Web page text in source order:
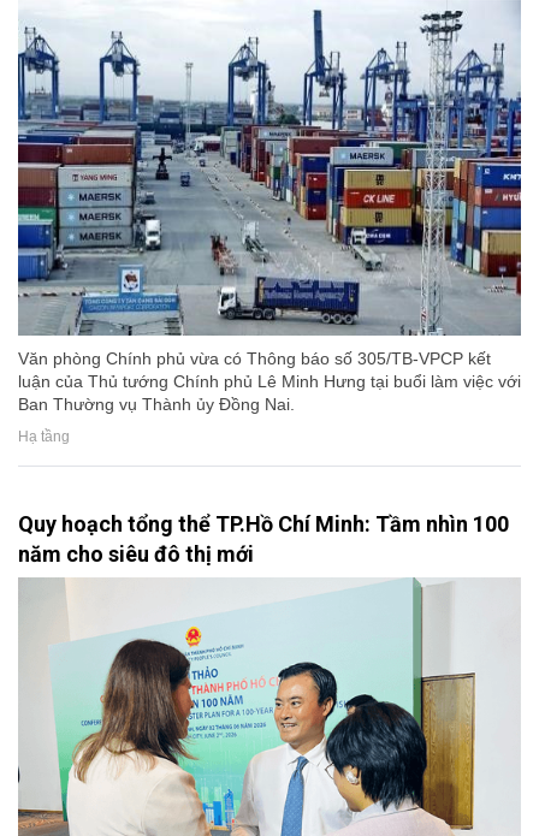
Văn phòng Chính phủ vừa có Thông báo số 305/TB-VPCP kết
luận của Thủ tướng Chính phủ Lê Minh Hưng tại buổi làm việc với
Ban Thường vụ Thành ủy Đồng Nai.
Hạ tầng
Quy hoạch tổng thể TP.Hồ Chí Minh: Tầm nhìn 100
năm cho siêu đô thị mới